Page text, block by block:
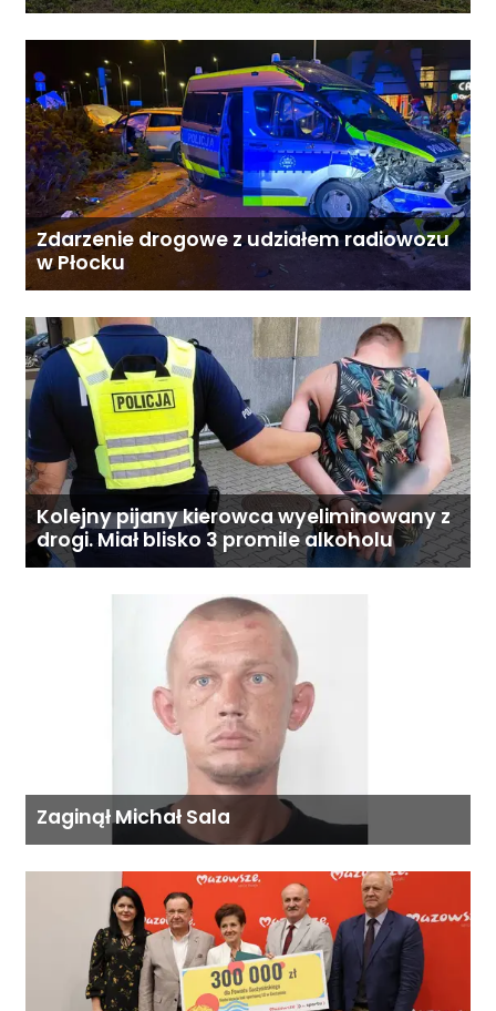
Zdarzenie drogowe z udziałem radiowozu
w Płocku
Kolejny pijany kierowca wyeliminowany z
drogi. Miał blisko 3 promile alkoholu
Zaginął Michał Sala